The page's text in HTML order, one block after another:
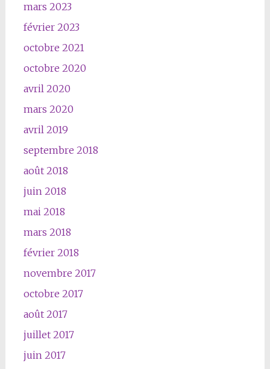
mars 2023
février 2023
octobre 2021
octobre 2020
avril 2020
mars 2020
avril 2019
septembre 2018
août 2018
juin 2018
mai 2018
mars 2018
février 2018
novembre 2017
octobre 2017
août 2017
juillet 2017
juin 2017